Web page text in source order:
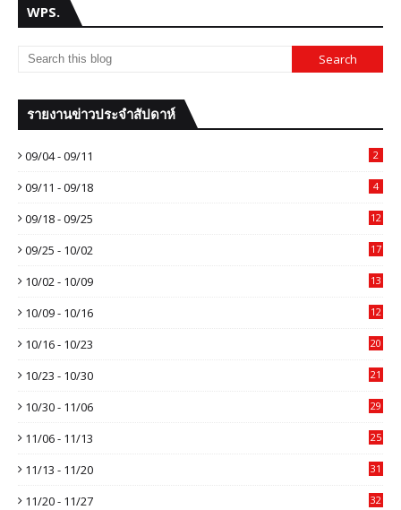
WPS.
รายงานข่าวประจำสัปดาห์
09/04 - 09/11 2
09/11 - 09/18 4
09/18 - 09/25 12
09/25 - 10/02 17
10/02 - 10/09 13
10/09 - 10/16 12
10/16 - 10/23 20
10/23 - 10/30 21
10/30 - 11/06 29
11/06 - 11/13 25
11/13 - 11/20 31
11/20 - 11/27 32